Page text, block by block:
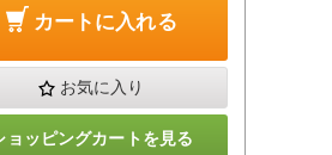
カートに入れる
お気に入り
ョッピングカートを見る